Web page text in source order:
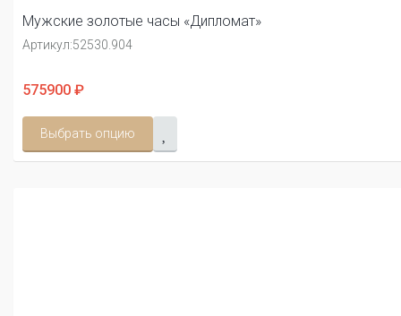
Мужские золотые часы «Дипломат»
Артикул:52530.904
575900 ₽
Выбрать опцию